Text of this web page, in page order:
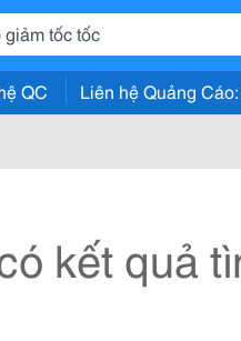
QC Liên hệ Quảng
kết quả